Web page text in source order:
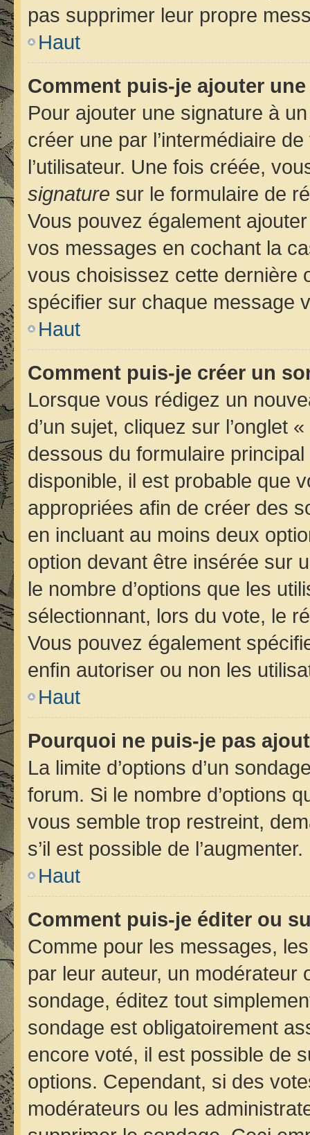
pas supprimer leur propre
Haut
Comment puis-je ajouter
Pour ajouter une signature à
créer une par l’intermédiaire
l’utilisateur. Une fois créée,
signature sur le formulaire de
Vous pouvez également
vos messages en cochant la
vous choisissez cette dernière
spécifier sur chaque message
Haut
Comment puis-je créer un
Lorsque vous rédigez un
d’un sujet, cliquez sur l’onglet
dessous du formulaire
disponible, il est probable que
appropriées afin de créer des
en incluant au moins deux
option devant être insérée sur
le nombre d’options que les
sélectionnant, lors du vote, le
Vous pouvez également
enfin autoriser ou non les
Haut
Pourquoi ne puis-je pas
La limite d’options d’un
forum. Si le nombre d’options
vous semble trop restreint,
s’il est possible de l’augmenter.
Haut
Comment puis-je éditer ou
Comme pour les messages,
par leur auteur, un modérateur
sondage, éditez tout
sondage est obligatoirement
encore voté, il est possible de
options. Cependant, si des
modérateurs ou les